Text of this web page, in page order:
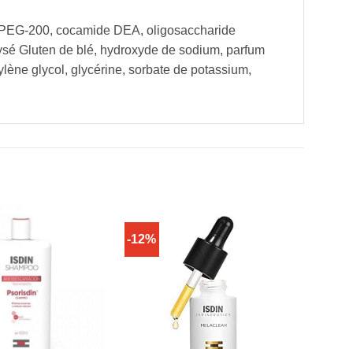
200, cocamide DEA, oligosaccharide
Gluten de blé, hydroxyde de sodium, parfum
glycol, glycérine, sorbate de potassium,
-12%